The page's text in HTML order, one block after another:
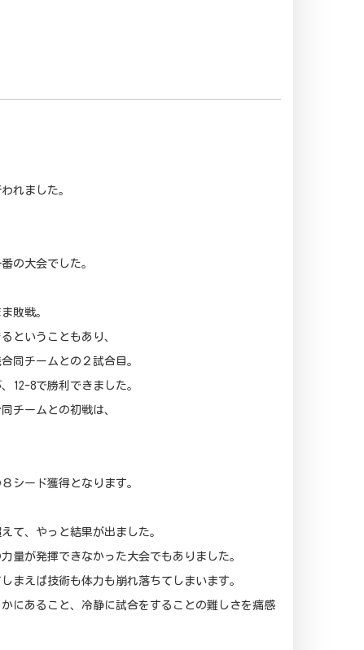
れました。
の大会でした。
敗戦。
ということもあり、
同チームとの２試合目。
12-8で勝利できました。
チームとの初戦は、
シード獲得となります。
て、やっと結果が出ました。
量が発揮できなかった大会でもありました。
まえば技術も体力も崩れ落ちてしまいます。
にあること、冷静に試合をすることの難しさを痛感